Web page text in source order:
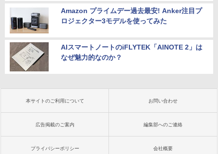
Amazon プライムデー過去最安! Anker注目プ
ロジェクター3モデルを使ってみた
AIスマートノートのiFLYTEK「AINOTE 2」は
なぜ魅力的なのか？
本サイトのご利用について お問い合わせ
広告掲載のご案内 編集部へのご連絡
プライバシーポリシー 会社概要